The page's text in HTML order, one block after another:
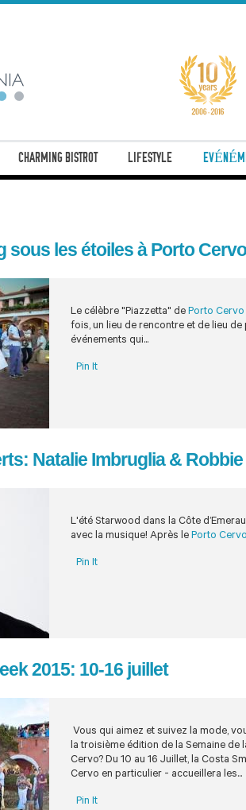
CHARMING BISTROT LIFESTYLE
sous les étoiles à Porto Cervo
Le célèbre "Piazzetta" de Porto Cervo
fois, un lieu de rencontre et de lieu
événements qui...
Pin It
Natalie Imbruglia &
L'été Starwood dans la Côte
avec la musique! Après le Porto
Pin It
2015: 10-16 juillet
Vous qui aimez et suivez la mode,
la troisième édition de la Semaine de
Cervo? Du 10 au 16 Juillet, la Costa
Cervo en particulier - accueillera les...
Pin It